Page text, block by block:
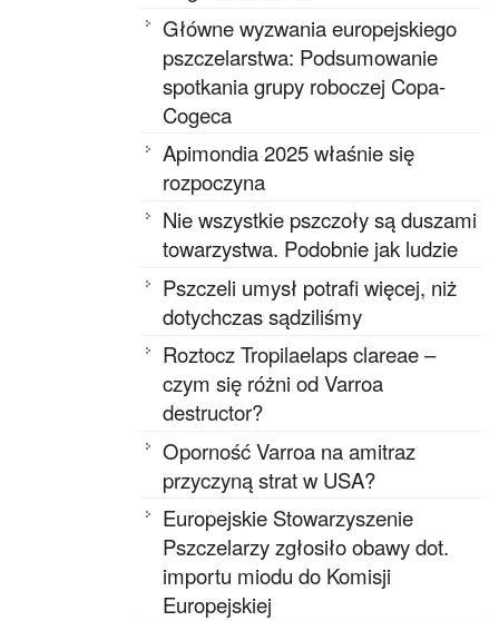
Główne wyzwania europejskiego
pszczelarstwa: Podsumowanie
spotkania grupy roboczej Copa-
Cogeca
Apimondia 2025 właśnie się
rozpoczyna
Nie wszystkie pszczoły są duszami
towarzystwa. Podobnie jak ludzie
Pszczeli umysł potrafi więcej, niż
dotychczas sądziliśmy
Roztocz Tropilaelaps clareae –
czym się różni od Varroa
destructor?
Oporność Varroa na amitraz
przyczyną strat w USA?
Europejskie Stowarzyszenie
Pszczelarzy zgłosiło obawy dot.
importu miodu do Komisji
Europejskiej